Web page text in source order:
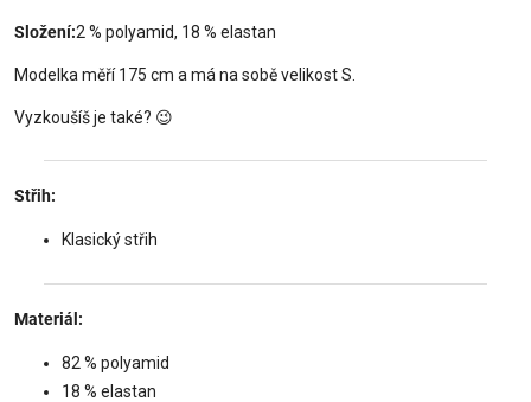
Složení:2 % polyamid, 18 % elastan
Modelka měří 175 cm a má na sobě velikost S.
Vyzkoušíš je také? 😉
Střih:
Klasický střih
Materiál:
82 % polyamid
18 % elastan